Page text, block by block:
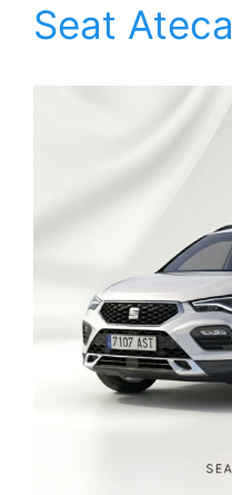
Seat Ateca